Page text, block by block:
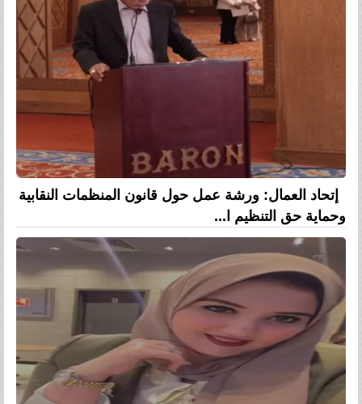
إتحاد العمال: ورشة عمل حول قانون المنظمات النقابية
وحماية حق التنظيم ا...